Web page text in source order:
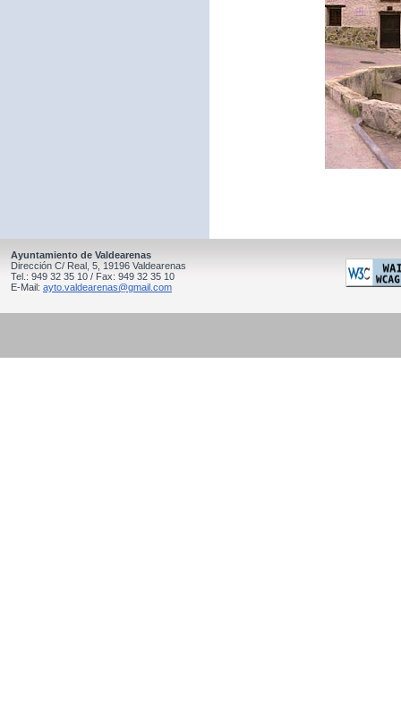
Ayuntamiento de Valdearenas
Dirección C/ Real, 5, 19196 Valdearenas
Tel.: 949 32 35 10 / Fax: 949 32 35 10
E-Mail: ayto.valdearenas@gmail.com